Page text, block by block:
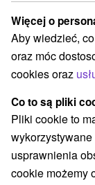
Wyświetl
+421 908
Facebook
Opinii Google
Lazovná 64
974 01 Banská
Więcej o
Aby wiedzieć,
oraz móc
cookies oraz
Co to są pliki
Pliki cookie to
usprawnienia
cookie możemy